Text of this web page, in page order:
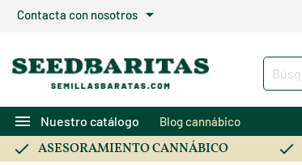
Contacta con nosotros arrow_drop_down
menu Nuestro catálogo Blog cannábico
ASESORAMIENTO CANNÁBICO